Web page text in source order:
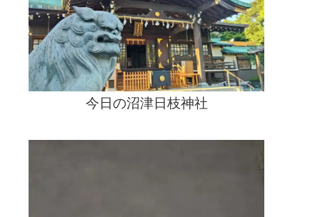
今日の沼津日枝神社